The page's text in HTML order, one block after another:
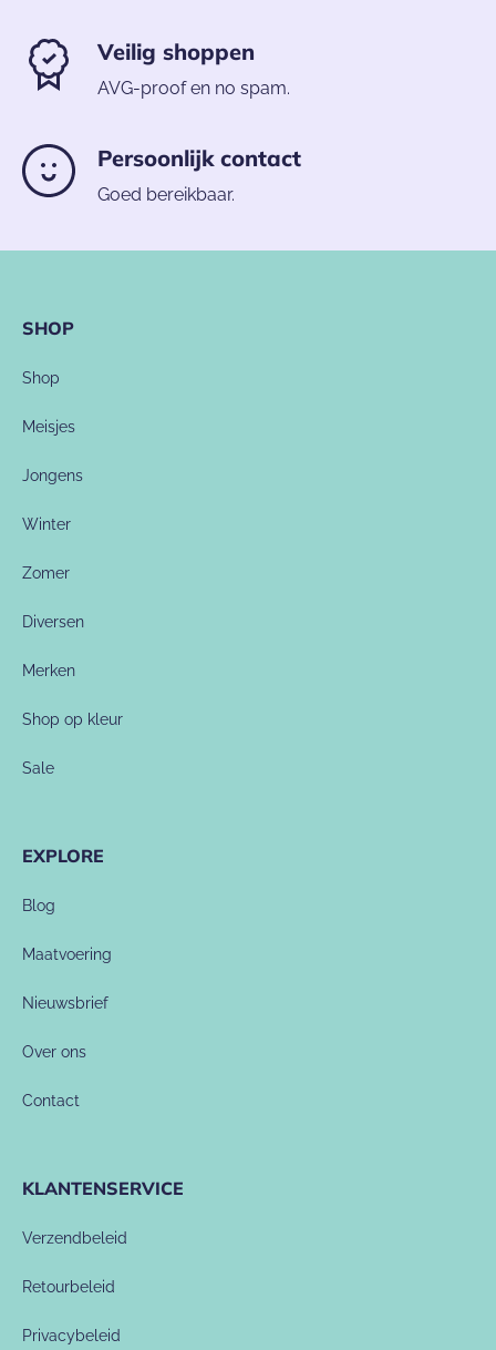
Veilig shoppen
AVG-proof en no spam.
Persoonlijk contact
Goed bereikbaar.
SHOP
Shop
Meisjes
Jongens
Winter
Zomer
Diversen
Merken
Shop op kleur
Sale
EXPLORE
Blog
Maatvoering
Nieuwsbrief
Over ons
Contact
KLANTENSERVICE
Verzendbeleid
Retourbeleid
Privacybeleid